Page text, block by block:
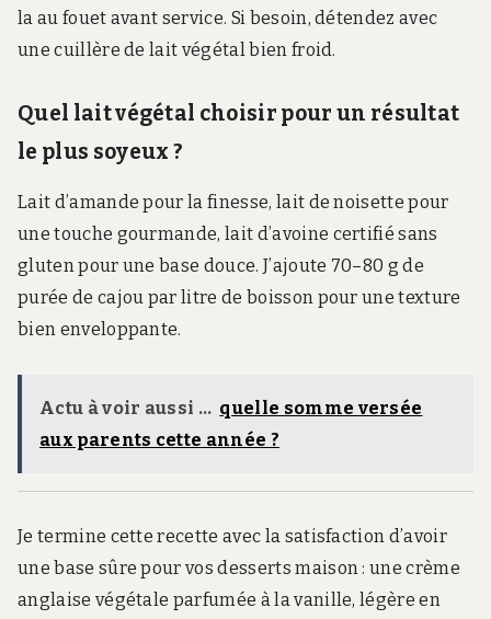
la au fouet avant service. Si besoin, détendez avec
une cuillère de lait végétal bien froid.
Quel lait végétal choisir pour un résultat
le plus soyeux ?
Lait d’amande pour la finesse, lait de noisette pour
une touche gourmande, lait d’avoine certifié sans
gluten pour une base douce. J’ajoute 70–80 g de
purée de cajou par litre de boisson pour une texture
bien enveloppante.
Actu à voir aussi ... quelle somme versée
aux parents cette année ?
Je termine cette recette avec la satisfaction d’avoir
une base sûre pour vos desserts maison : une crème
anglaise végétale parfumée à la vanille, légère en